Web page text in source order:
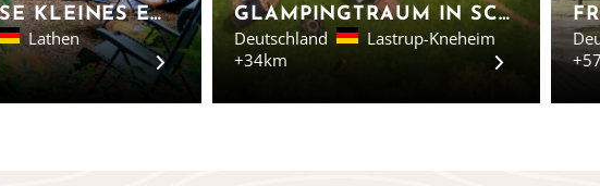
TINYHOUSE KLEINES EMS-IDYLL - EMSLAND
Lathen
GLAMPINGTRAUM IN SCHLAFFÄSSERN - NIEDERSACHSEN
Deutschland
Lastrup-Kneheim
+34km